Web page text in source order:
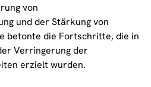
von
und der Stärkung von
betonte die Fortschritte, die in
Verringerung der
erzielt wurden.